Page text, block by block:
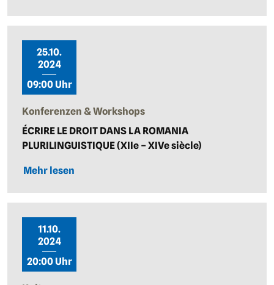
25.10.
2024
09:00 Uhr
Konferenzen & Workshops
ÉCRIRE LE DROIT DANS LA ROMANIA
PLURILINGUISTIQUE (XIIe – XIVe siècle)
Mehr lesen
11.10.
2024
20:00 Uhr